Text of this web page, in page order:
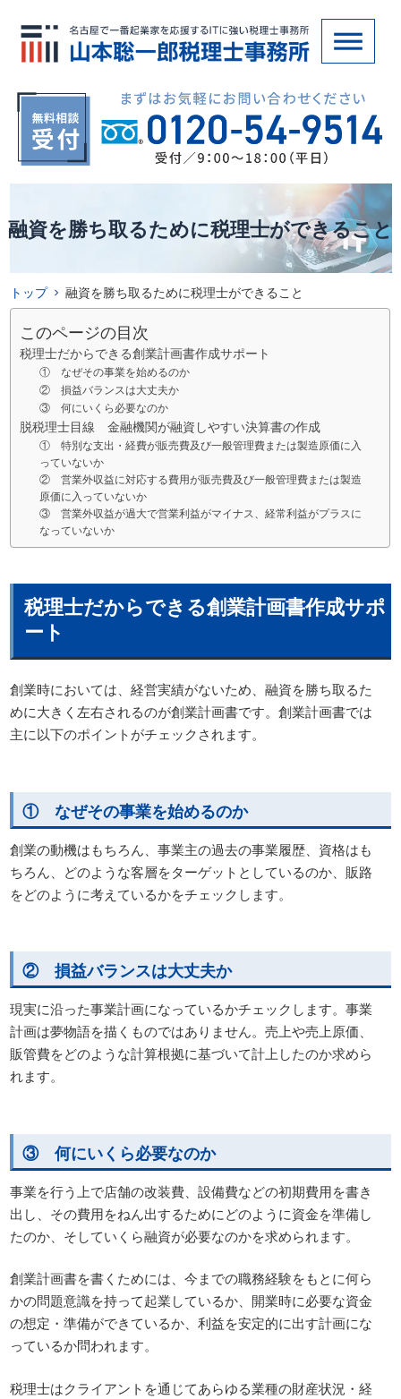
融資を勝ち取るために税理士ができること
トップ 融資を勝ち取るために税理士ができること
このページの目次
税理士だからできる創業計画書作成サポート
① なぜその事業を始めるのか
② 損益バランスは大丈夫か
③ 何にいくら必要なのか
脱税理士目線 金融機関が融資しやすい決算書の作成
① 特別な支出・経費が販売費及び一般管理費または製造原価に入
っていないか
② 営業外収益に対応する費用が販売費及び一般管理費または製造
原価に入っていないか
③ 営業外収益が過大で営業利益がマイナス、経常利益がプラスに
なっていないか
税理士だからできる創業計画書作成サポ
ート
創業時においては、経営実績がないため、融資を勝ち取るた
めに大きく左右されるのが創業計画書です。創業計画書では
主に以下のポイントがチェックされます。
① なぜその事業を始めるのか
創業の動機はもちろん、事業主の過去の事業履歴、資格はも
ちろん、どのような客層をターゲットとしているのか、販路
をどのように考えているかをチェックします。
② 損益バランスは大丈夫か
現実に沿った事業計画になっているかチェックします。事業
計画は夢物語を描くものではありません。売上や売上原価、
販管費をどのような計算根拠に基づいて計上したのか求めら
れます。
③ 何にいくら必要なのか
事業を行う上で店舗の改装費、設備費などの初期費用を書き
出し、その費用をねん出するためにどのように資金を準備し
たのか、そしていくら融資が必要なのかを求められます。
創業計画書を書くためには、今までの職務経験をもとに何ら
かの問題意識を持って起業しているか、開業時に必要な資金
の想定・準備ができているか、利益を安定的に出す計画にな
っているか問われます。
税理士はクライアントを通じてあらゆる業種の財産状況・経